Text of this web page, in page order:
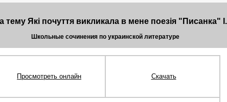
тему Які почуття викликала в мене поезія "Писанка"
Школьные сочинения по украинской литературе
Просмотреть онлайн Скачать